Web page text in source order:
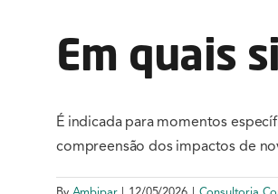
Em quais
É indicada para momentos
compreensão dos impactos de